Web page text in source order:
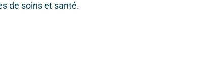
de soins et santé.